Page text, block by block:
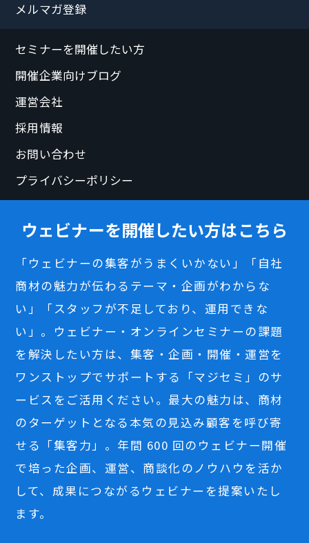
メルマガ登録
セミナーを開催したい方
開催企業向けブログ
運営会社
採用情報
お問い合わせ
プライバシーポリシー
ウェビナーを開催したい方はこちら
「ウェビナーの集客がうまくいかない」「自社
商材の魅力が伝わるテーマ・企画がわからな
い」「スタッフが不足しており、運用できな
い」。ウェビナー・オンラインセミナーの課題
を解決したい方は、集客・企画・開催・運営を
ワンストップでサポートする「マジセミ」のサ
ービスをご活用ください。最大の魅力は、商材
のターゲットとなる本気の見込み顧客を呼び寄
せる「集客力」。年間 600 回のウェビナー開催
で培った企画、運営、商談化のノウハウを活か
して、成果につながるウェビナーを提案いたし
ます。